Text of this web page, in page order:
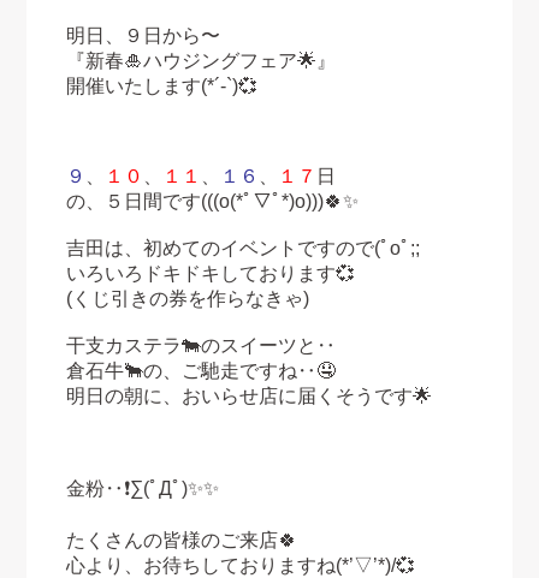
明日、９日から〜
『新春🎍ハウジングフェア🌟』
開催いたします(*´-`)💞
９ １０ １１ １６ １７ 日
の、５日間です(((o(*ﾟ▽ﾟ*)o)))🍀✨
吉田は、初めてのイベントですので(ﾟoﾟ;;
いろいろドキドキしております💞
(くじ引きの券を作らなきゃ)
干支カステラ🐄のスイーツと‥
倉石牛🐂の、ご馳走ですね ‥🤤
明日の朝に、おいらせ店に届くそうです🌟
金粉‥ ❗️∑(ﾟДﾟ)✨✨
たくさんの皆様のご来店🍀
心より、お待ちしておりますね(*’▽’*)/💞